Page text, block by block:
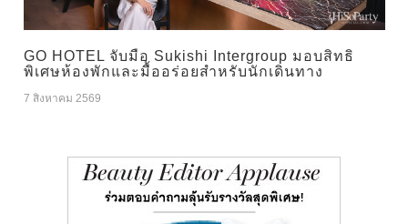
GO HOTEL จับมือ Sukishi Intergroup มอบสิทธิ
พิเศษห้องพักและมื้ออร่อยสำหรับนักเดินทาง
7 สิงหาคม 2569